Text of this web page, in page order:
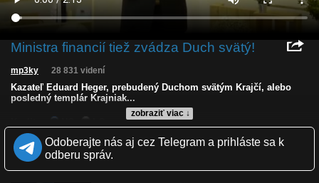
Ministra financií tiež zvádza Duch svätý!
zobraziť viac ↓
mp3ky 28 831 videní
Kazateľ Eduard Heger, prebudený Duchom svätým Krajčí, alebo
posledný templár Krajniak...
Zverejnené: 28.2.2021 17:04
Páči sa: 10% (90 hlasov)
Obľúbené: 5
Komentárov: 148
Odoberajte nás aj cez Telegram a prihláste sa k
odberu správ.